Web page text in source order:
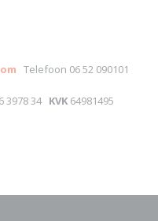
Telefoon 06 52 090101
3978 34 KVK64981495